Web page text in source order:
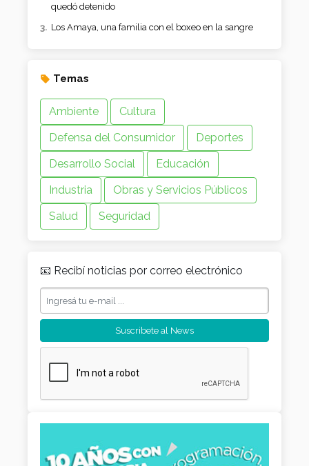
quedó detenido
Los Amaya, una familia con el boxeo en la sangre
Temas
Ambiente
Cultura
Defensa del Consumidor
Deportes
Desarrollo Social
Educación
Industria
Obras y Servicios Públicos
Salud
Seguridad
📧 Recibí noticias por correo electrónico